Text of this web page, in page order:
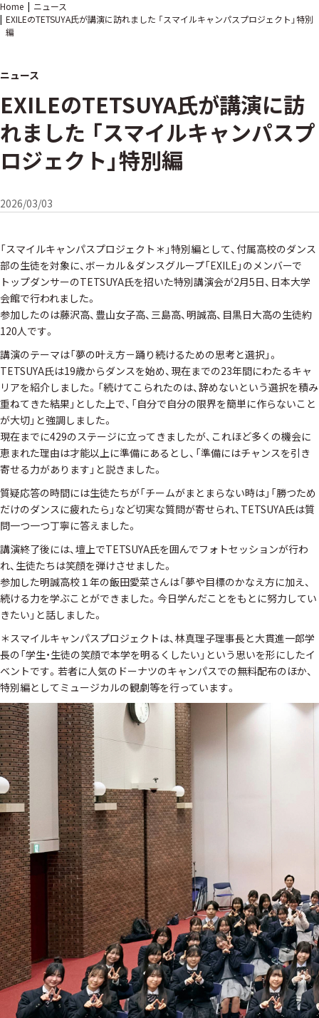
Home
ニュース
EXILEのTETSUYA氏が講演に訪れました 「スマイルキャンパスプロジェクト」特別
編
ニュース
EXILEのTETSUYA氏が講演に訪
れました 「スマイルキャンパスプ
ロジェクト」特別編
2026/03/03
「スマイルキャンパスプロジェクト＊」特別編として、付属高校のダンス
部の生徒を対象に、ボーカル＆ダンスグループ「EXILE」のメンバーで
トップダンサーのTETSUYA氏を招いた特別講演会が2月5日、日本大学
会館で行われました。
参加したのは藤沢高、豊山女子高、三島高、明誠高、目黒日大高の生徒約
120人です。
講演のテーマは「夢の叶え方－踊り続けるための思考と選択」。
TETSUYA氏は19歳からダンスを始め、現在までの23年間にわたるキャ
リアを紹介しました。「続けてこられたのは、辞めないという選択を積み
重ねてきた結果」とした上で、「自分で自分の限界を簡単に作らないこと
が大切」と強調しました。
現在までに429のステージに立ってきましたが、これほど多くの機会に
恵まれた理由は才能以上に準備にあるとし、「準備にはチャンスを引き
寄せる力があります」と説きました。
質疑応答の時間には生徒たちが「チームがまとまらない時は」「勝つため
だけのダンスに疲れたら」など切実な質問が寄せられ、TETSUYA氏は質
問一つ一つ丁寧に答えました。
講演終了後には、壇上でTETSUYA氏を囲んでフォトセッションが行わ
れ、生徒たちは笑顔を弾けさせました。
参加した明誠高校１年の飯田愛菜さんは「夢や目標のかなえ方に加え、
続ける力を学ぶことができました。今日学んだことをもとに努力してい
きたい」と話しました。
＊スマイルキャンパスプロジェクトは、林真理子理事長と大貫進一郎学
長の「学生・生徒の笑顔で本学を明るくしたい」という思いを形にしたイ
ベントです。若者に人気のドーナツのキャンパスでの無料配布のほか、
特別編としてミュージカルの観劇等を行っています。